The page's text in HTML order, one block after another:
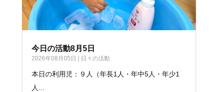
今日の活動8月5日
2026年08月05日 日々の活動
本日の利用児：９人（年長1人・年中5人・年少1
人...